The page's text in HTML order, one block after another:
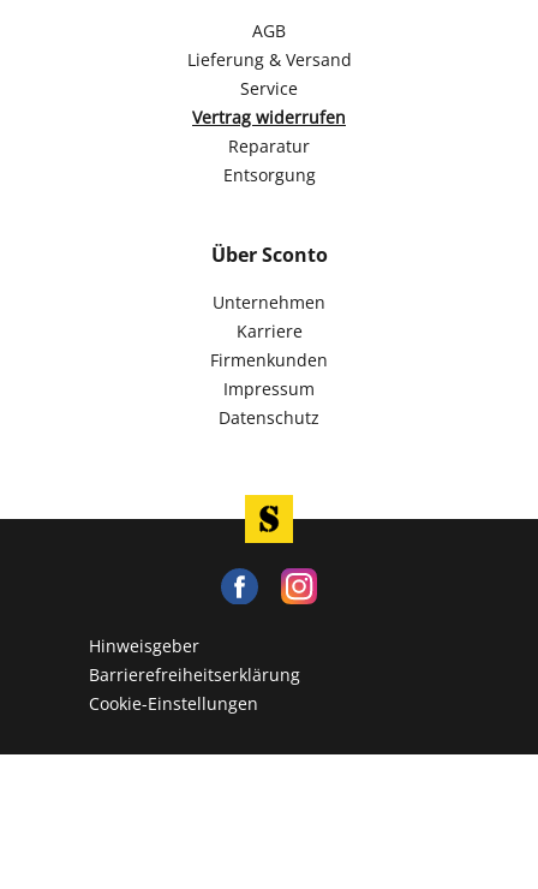
AGB
Lieferung & Versand
Service
Vertrag widerrufen
Reparatur
Entsorgung
Über Sconto
Unternehmen
Karriere
Firmenkunden
Impressum
Datenschutz
Hinweisgeber
Barrierefreiheitserklärung
Cookie-Einstellungen